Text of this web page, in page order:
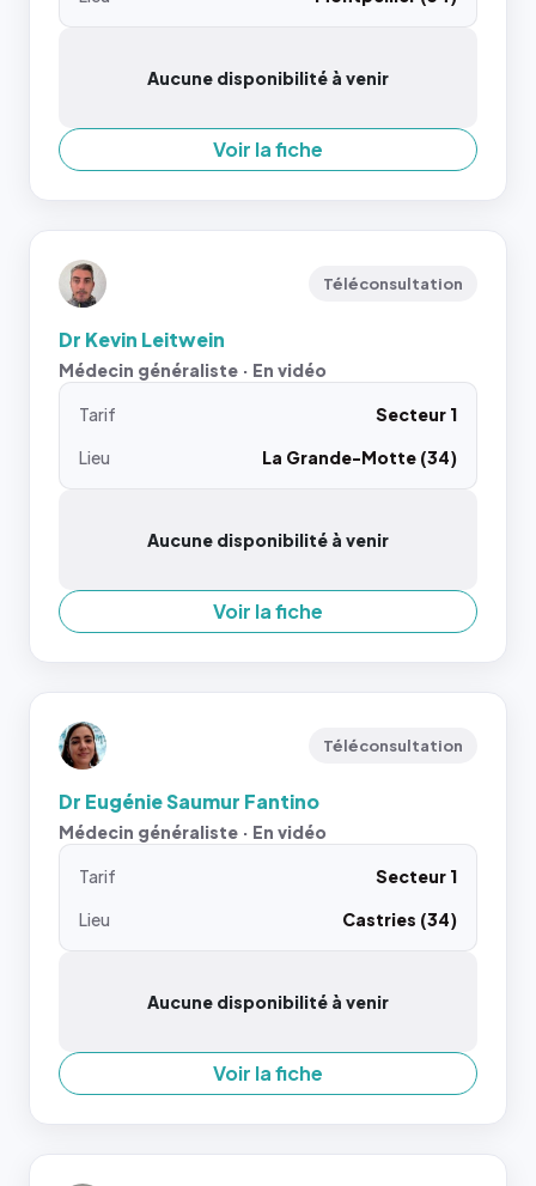
Aucune disponibilité à venir
Voir la fiche
Téléconsultation
Dr Kevin Leitwein
Médecin généraliste · En vidéo
Tarif
Secteur 1
Lieu
La Grande-Motte (34)
Aucune disponibilité à venir
Voir la fiche
Téléconsultation
Dr Eugénie Saumur Fantino
Médecin généraliste · En vidéo
Tarif
Secteur 1
Lieu
Castries (34)
Aucune disponibilité à venir
Voir la fiche